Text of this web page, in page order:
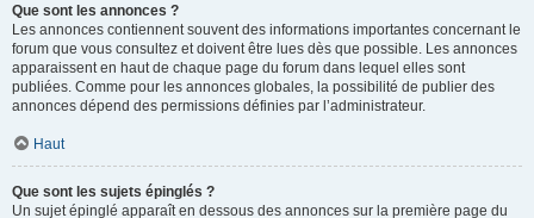
Que sont les annonces ?
Les annonces contiennent souvent des informations importantes concernant le
forum que vous consultez et doivent être lues dès que possible. Les annonces
apparaissent en haut de chaque page du forum dans lequel elles sont
publiées. Comme pour les annonces globales, la possibilité de publier des
annonces dépend des permissions définies par l’administrateur.
Haut
Que sont les sujets épinglés ?
Un sujet épinglé apparaît en dessous des annonces sur la première page du